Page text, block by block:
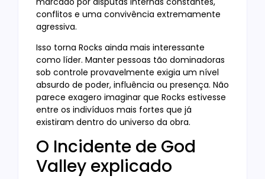
conflitos e uma convivência extremamente
agressiva.
Isso torna Rocks ainda mais interessante
como líder. Manter pessoas tão dominadoras
sob controle provavelmente exigia um nível
absurdo de poder, influência ou presença. Não
parece exagero imaginar que Rocks estivesse
entre os indivíduos mais fortes que já
existiram dentro do universo da obra.
O Incidente de God
Valley explicado